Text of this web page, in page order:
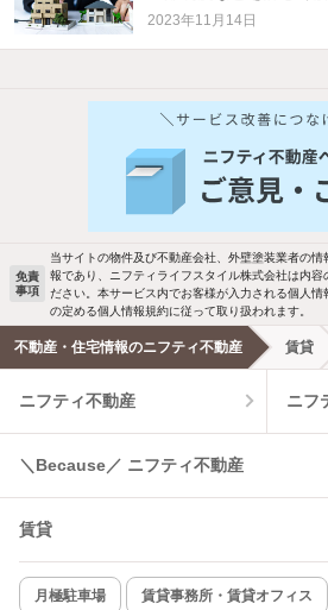
2023年11月14日
他の人はこんな条件で絞り込んでいます
バス・トイレ別
駐車場あり
洗濯機置場あり
エアコンあり
温水洗浄便座
コンロ2口以上
新着のみ
免責
事項
当サイトの物件及び不動産会社、外壁塗装業者の
報であり、ニフティライフスタイル株式会社は内容
ださい。本サービス内でお客様が入力される個人
の定める個人情報規約に従って取り扱われます。
不動産・住宅情報のニフティ不動産 賃貸
ニフティ不動産 ニフ
＼Because／ ニフティ不動産
賃貸
月極駐車場 賃貸事務所・賃貸オフィス